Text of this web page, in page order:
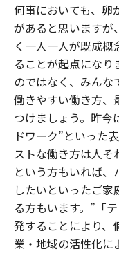
何事においても、卵
があると思いますが
く一人一人が既成
ることが起点になり
のではなく、みんな
働きやすい働き方、
つけましょう。昨今
ドワーク”といった
ストな働き方は人そ
という方もいれば
したいといったご
る方もいます。”「
発することにより、
業・地域の活性化に